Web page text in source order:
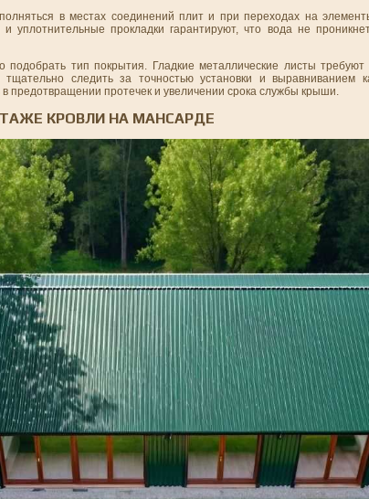
в местах соединений плит и при переходах на
уплотнительные прокладки гарантируют, что вода не
тип покрытия. Гладкие металлические листы
следить за точностью установки и выравниванием
предотвращении протечек и увеличении срока службы крыши.
КРОВЛИ НА МАНСАРДЕ